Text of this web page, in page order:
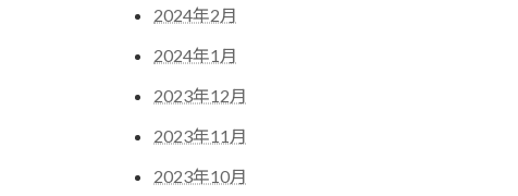
2024年2月
2024年1月
2023年12月
2023年11月
2023年10月